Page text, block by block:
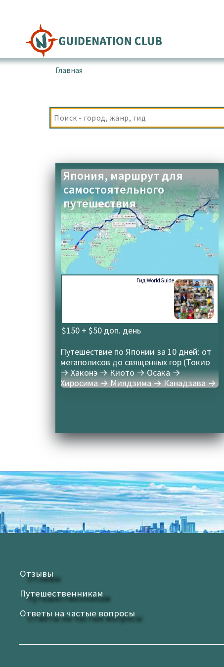
содержимому
Главная
Япония, маршрут для
самостоятельного
путешествия
Гид:WorldGuide
$150 + $50 доп. день
Путешествие по Японии за 10 дней: от
мегаполисов до священных гор (Токио
→ Хаконэ → Киото → Осака →
Хиросима → Миядзима → Канадзава →
Отзывы
Путешественникам
Ответы на частые вопросы